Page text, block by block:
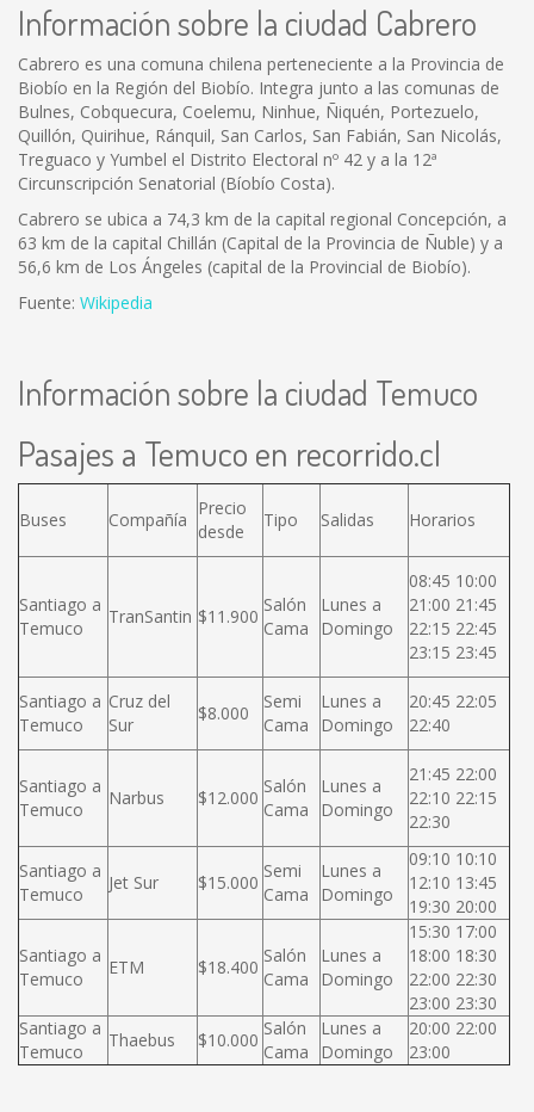
Información sobre la ciudad Cabrero
Cabrero es una comuna chilena perteneciente a la Provincia de
Biobío en la Región del Biobío. Integra junto a las comunas de
Bulnes, Cobquecura, Coelemu, Ninhue, Ñiquén, Portezuelo,
Quillón, Quirihue, Ránquil, San Carlos, San Fabián, San Nicolás,
Treguaco y Yumbel el Distrito Electoral nº 42 y a la 12ª
Circunscripción Senatorial (Bíobío Costa).
Cabrero se ubica a 74,3 km de la capital regional Concepción, a
63 km de la capital Chillán (Capital de la Provincia de Ñuble) y a
56,6 km de Los Ángeles (capital de la Provincial de Biobío).
Fuente: Wikipedia
Información sobre la ciudad Temuco
Pasajes a Temuco en recorrido.cl
Buses Compañía
Precio
desde
Tipo Salidas Horarios
Santiago a
Temuco
TranSantin $11.900
Salón
Cama
Lunes a
Domingo
08:45 10:00
21:00 21:45
22:15 22:45
23:15 23:45
Santiago a
Temuco
Cruz del
Sur
$8.000
Semi
Cama
Lunes a
Domingo
20:45 22:05
22:40
Santiago a
Temuco
Narbus $12.000
Salón
Cama
Lunes a
Domingo
21:45 22:00
22:10 22:15
22:30
Santiago a
Temuco
Jet Sur $15.000
Semi
Cama
Lunes a
Domingo
09:10 10:10
12:10 13:45
19:30 20:00
Santiago a
Temuco
ETM $18.400
Salón
Cama
Lunes a
Domingo
15:30 17:00
18:00 18:30
22:00 22:30
23:00 23:30
Santiago a
Temuco
Thaebus $10.000
Salón
Cama
Lunes a
Domingo
20:00 22:00
23:00